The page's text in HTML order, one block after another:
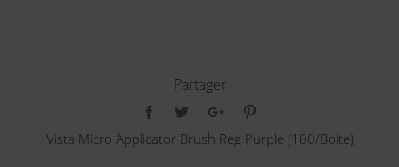
Partager
Vista Micro Applicator Brush Reg Purple (100/Boite)